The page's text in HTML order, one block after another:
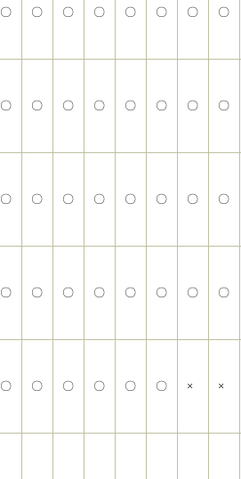
〇 〇 〇 〇 〇 〇 〇 〇
〇 〇 〇 〇 〇 〇 〇 〇
〇 〇 〇 〇 〇 〇 〇 〇
〇 〇 〇 〇 〇 〇 〇 〇
〇 〇 〇 〇 〇 〇 × ×